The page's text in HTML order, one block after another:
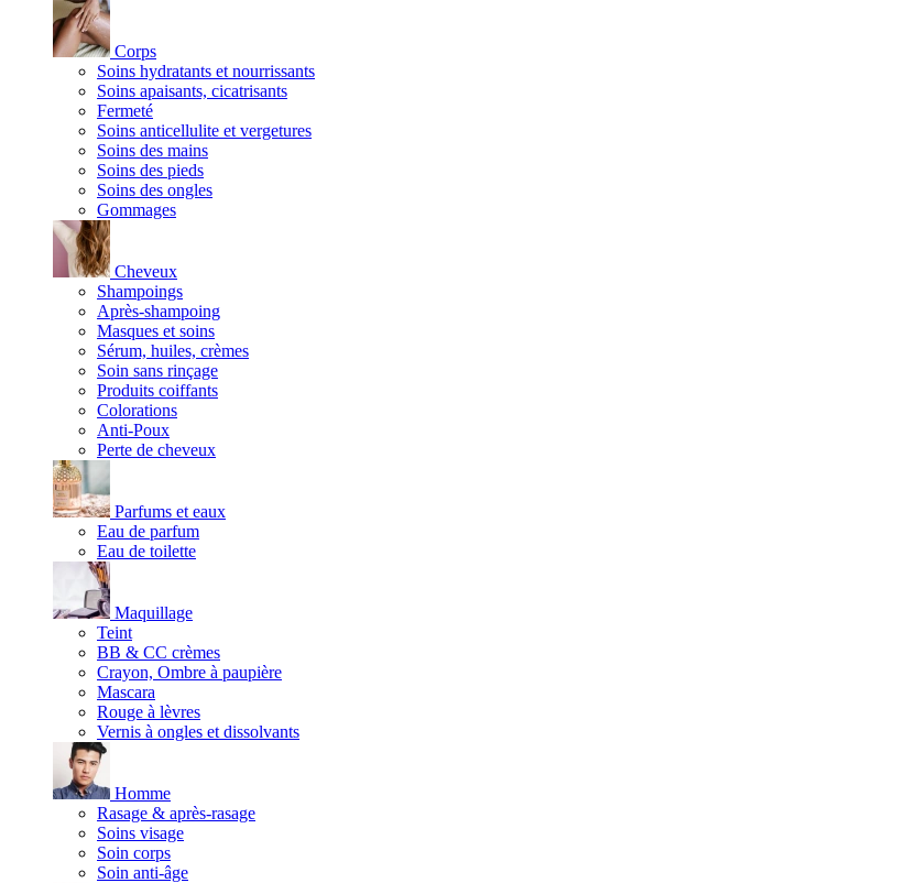
Corps
Soins hydratants et nourrissants
Soins apaisants, cicatrisants
Fermeté
Soins anticellulite et vergetures
Soins des mains
Soins des pieds
Soins des ongles
Gommages
Cheveux
Shampoings
Après-shampoing
Masques et soins
Sérum, huiles, crèmes
Soin sans rinçage
Produits coiffants
Colorations
Anti-Poux
Perte de cheveux
Parfums et eaux
Eau de parfum
Eau de toilette
Maquillage
Teint
BB & CC crèmes
Crayon, Ombre à paupière
Mascara
Rouge à lèvres
Vernis à ongles et dissolvants
Homme
Rasage & après-rasage
Soins visage
Soin corps
Soin anti-âge